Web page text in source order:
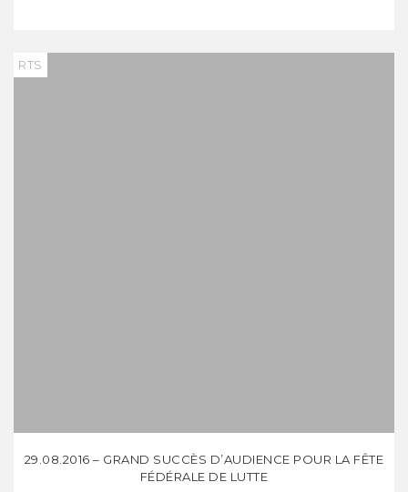
RTS
29.08.2016 – GRAND SUCCÈS D’AUDIENCE POUR LA FÊTE
FÉDÉRALE DE LUTTE